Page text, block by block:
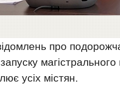
про
усіх містян.